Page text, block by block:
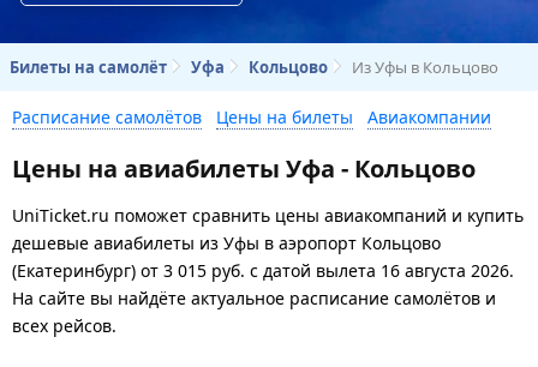
Билеты на самолёт Уфа Кольцово Из Уфы в Кольцово
Расписание самолётов Цены на билеты Авиакомпании
Цены на авиабилеты Уфа - Кольцово
UniTicket.ru поможет сравнить цены авиакомпаний и купить
дешевые авиабилеты из Уфы в аэропорт Кольцово
(Екатеринбург) от 3 015 руб. с датой вылета 16 августа 2026.
На сайте вы найдёте актуальное расписание самолётов и
всех рейсов.